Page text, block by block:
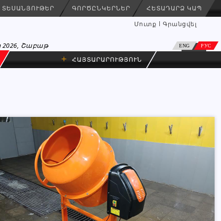
ՏԵՍԱՆՅՈՒԹԵՐ ԳՈՐԾԸՆԿԵՐՆԵՐ ՀԵՏԱԴԱՐՁ ԿԱՊ
Մուտք Գրանցվել
ENG РУС
2026, Շաբաթ
+ ՀԱՅՏԱՐԱՐՈՒԹՅՈՒՆ